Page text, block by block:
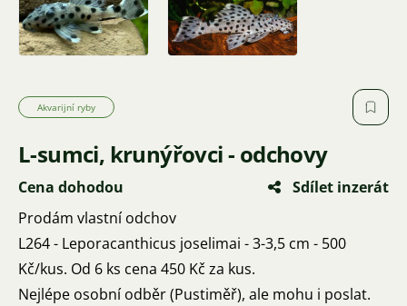
Akvarijní ryby
L-sumci, krunýřovci - odchovy
Cena dohodou
Sdílet inzerát
Prodám vlastní odchov
L264 - Leporacanthicus joselimai - 3-3,5 cm - 500
Kč/kus. Od 6 ks cena 450 Kč za kus.
Nejlépe osobní odběr (Pustiměř), ale mohu i poslat.